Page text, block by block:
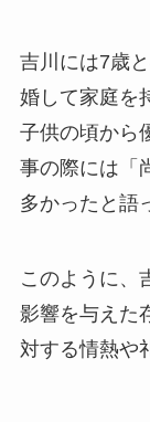
吉川には7歳
婚して家庭を
子供の頃から
事の際には「
多かったと語
このように、
影響を与えた
対する情熱や